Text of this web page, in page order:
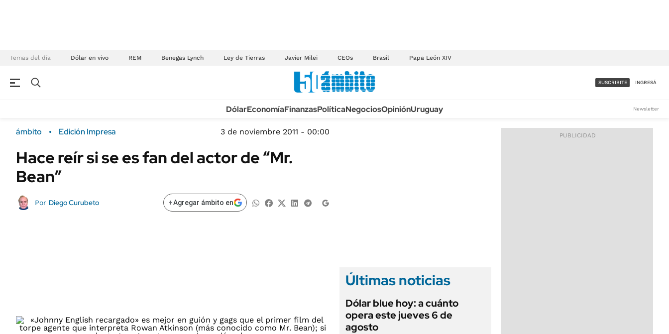
Temas del día Dólar en vivo REM Benegas Lynch Ley de Tierras Javier Milei CEOs Brasil Papa León XIV
Campo
FINANZAS
Mercados
Sustentabilidad
POLÍTICA
TECNOLOGÍA
MÉXICO
MUNDO
ACCESO FULL - $1.800/MES
SUSCRIBITE INGRESÁ
DólarEconomíaFinanzasPolíticaNegociosOpiniónUruguay Newsletter
ámbito Edición Impresa 3 de noviembre 2011 - 00:00
Hace reír si se es fan del actor de “Mr.
Bean”
Por Diego Curubeto +Agregar ámbito en
Últimas noticias
Dólar blue hoy: a cuánto
opera este jueves 6 de
agosto